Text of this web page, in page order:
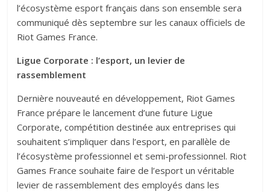
l’écosystème esport français dans son ensemble sera
communiqué dès septembre sur les canaux officiels de
Riot Games France.
Ligue Corporate : l’esport, un levier de
rassemblement
Dernière nouveauté en développement, Riot Games
France prépare le lancement d’une future Ligue
Corporate, compétition destinée aux entreprises qui
souhaitent s’impliquer dans l’esport, en parallèle de
l’écosystème professionnel et semi-professionnel. Riot
Games France souhaite faire de l’esport un véritable
levier de rassemblement des employés dans les